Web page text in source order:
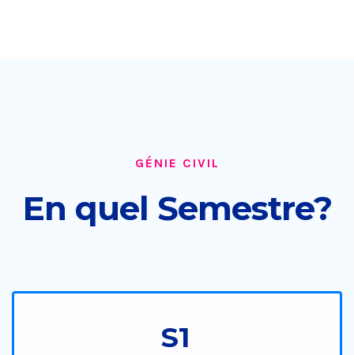
GÉNIE CIVIL
En quel Semestre?
S1